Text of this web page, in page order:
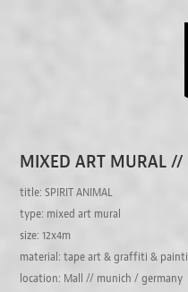
MIXED ART MURAL //
title: SPIRIT ANIMAL
type: mixed art mural
size: 12x4m
material: tape art & graffiti &